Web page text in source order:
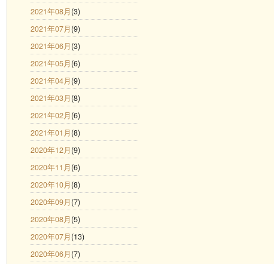
2021年08月 (3)
2021年07月 (9)
2021年06月 (3)
2021年05月 (6)
2021年04月 (9)
2021年03月 (8)
2021年02月 (6)
2021年01月 (8)
2020年12月 (9)
2020年11月 (6)
2020年10月 (8)
2020年09月 (7)
2020年08月 (5)
2020年07月 (13)
2020年06月 (7)